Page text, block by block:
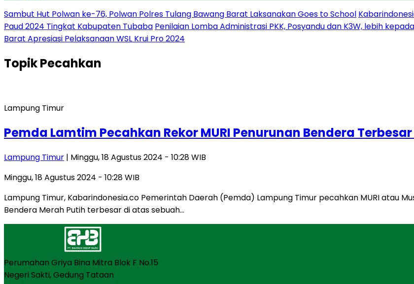
Sambut Hut Polwan ke-76, Polwan Polres Tulang Bawang Barat Laksanakan Goes to School
Paud 2024 Tingkat Kabupaten Tubaba Penilaian Lomba Administrasi PKK, Posyandu dan K3W, lebih
Barat Apresiasi Pelaksanaan WSL Krui Pro 2024
TopikPecahkan
Lampung Timur
Pemda Lamtim Pecahkan Rekor MURI Penurunan Bendera
Lampung Timur | Minggu, 18 Agustus 2024 - 10:28 WIB
Minggu, 18 Agustus 2024 - 10:28 WIB
Lampung Timur, Kabarindonesia.co Pemerintah Daerah (Pemda) Lampung Timur pecahkan MURI atau
Bendera Merah Putih terbesar di atas sebuah…
Perumahan Griya Bina Mitra Blok F No.15
Negeri Sakti, Gedung Tataan